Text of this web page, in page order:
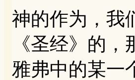
神的作为，我
《圣经》的
雅弗中的某一